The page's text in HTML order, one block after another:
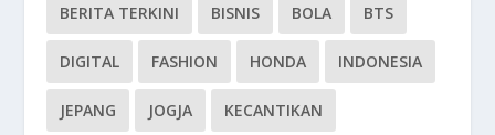
BERITA TERKINI BISNIS BOLA BTS
DIGITAL FASHION HONDA INDONESIA
JEPANG JOGJA KECANTIKAN